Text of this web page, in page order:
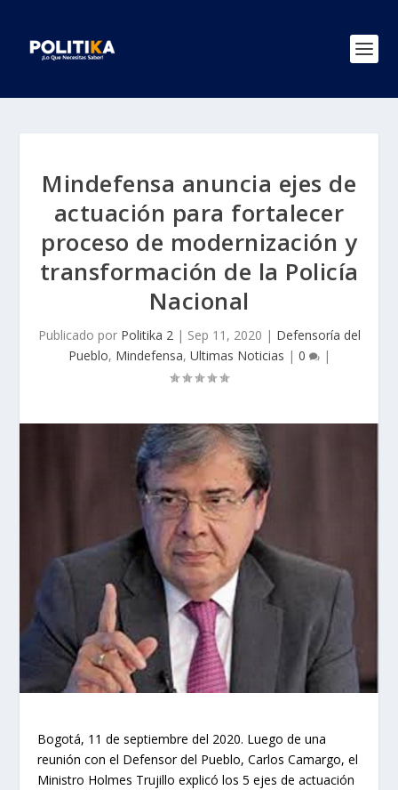
Mindefensa anuncia ejes de
actuación para fortalecer
proceso de modernización y
transformación de la Policía
Nacional
Publicado por Politika 2| Sep 11, 2020 | Defensoría del
Pueblo, Mindefensa, Ultimas Noticias | 0 |
Bogotá, 11 de septiembre del 2020. Luego de una
reunión con el Defensor del Pueblo, Carlos Camargo, el
Ministro Holmes Trujillo explicó los 5 ejes de actuación